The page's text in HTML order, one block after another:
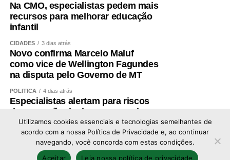
Na CMO, especialistas pedem mais
recursos para melhorar educação
infantil
CIDADES 3 dias atrás
Novo confirma Marcelo Maluf
como vice de Wellington Fagundes
na disputa pelo Governo de MT
POLÍTICA 4 dias atrás
Especialistas alertam para riscos
de expansão de data centers de IA
no Brasil
Copyright © 2026 - Todos os direitos reservados ao
Utilizamos cookies essenciais e tecnologias semelhantes de
acordo com a nossa Política de Privacidade e, ao continuar
navegando, você concorda com estas condições.
Aceitar
Leia nossa política de privacidade